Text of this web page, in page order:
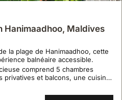
Hanimaadhoo, Maldives
la plage de Hanimaadhoo, cette
balnéaire accessible.
comprend 5 chambres
privatives et balcons, une cuisine
divertissement et un jardin
10 personnes.